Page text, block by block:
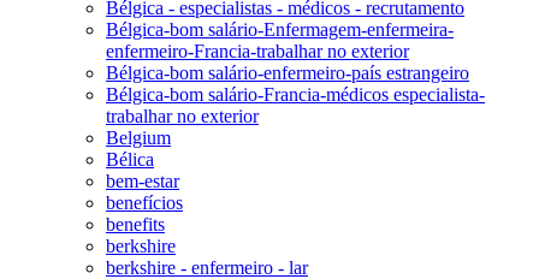
Bélgica - especialistas - médicos - recrutamento
Bélgica-bom salário-Enfermagem-enfermeira-
enfermeiro-Francia-trabalhar no exterior
Bélgica-bom salário-enfermeiro-país estrangeiro
Bélgica-bom salário-Francia-médicos especialista-
trabalhar no exterior
Belgium
Bélica
bem-estar
benefícios
benefits
berkshire
berkshire - enfermeiro - lar